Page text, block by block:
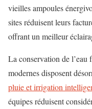
vieilles ampoules
sites réduisent leurs
offrant un meilleur
La conservation de l’eau
modernes disposent
pluie et irrigation
équipes réduisent